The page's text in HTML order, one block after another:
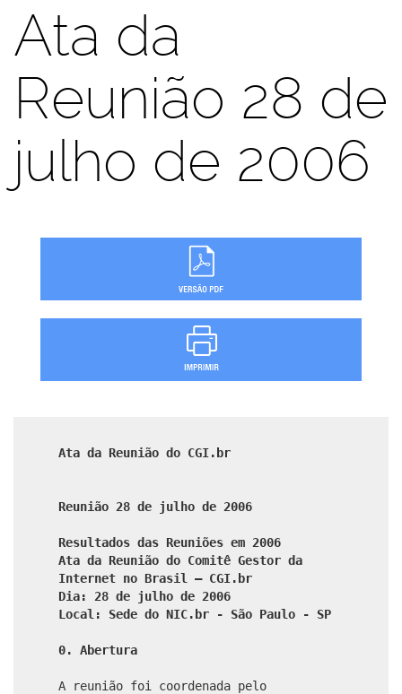
Ata da
Reunião 28 de
julho de 2006
Ata da Reunião do CGI.br
Reunião 28 de julho de 2006
Resultados das Reuniões em 2006
Ata da Reunião do Comitê Gestor da
Internet no Brasil – CGI.br
Dia: 28 de julho de 2006
Local: Sede do NIC.br - São Paulo - SP
0. Abertura
A reunião foi coordenada pelo